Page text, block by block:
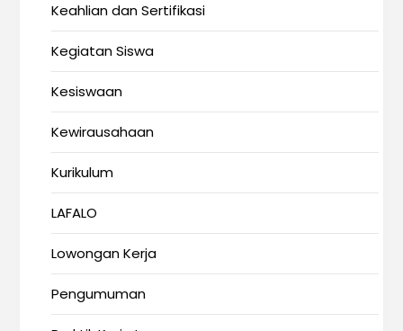
Keahlian dan Sertifikasi
Kegiatan Siswa
Kesiswaan
Kewirausahaan
Kurikulum
LAFALO
Lowongan Kerja
Pengumuman